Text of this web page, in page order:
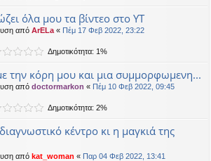
όλα μου τα βίντεο στο ΥΤ
από ArELa « Πέμ 17 Φεβ 2022, 23:22
Δημοτικότητα: 1%
την κόρη μου και μια συμμορφωμενη...
από doctormarkon « Πέμ 10 Φεβ 2022, 09:45
Δημοτικότητα: 2%
κέντρο κι η μαγκιά της
από kat_woman « Παρ 04 Φεβ 2022, 13:41